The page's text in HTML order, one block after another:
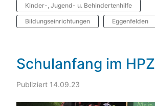
Kinder-, Jugend- u. Behindertenhilfe
Bildungseinrichtungen Eggenfelden
Schulanfang im HPZ
Publiziert 14.09.23